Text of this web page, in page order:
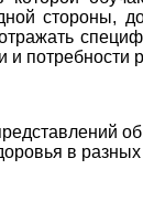
стороны,
и потребности
в